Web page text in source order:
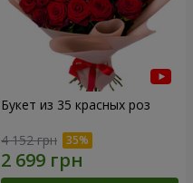
Букет из 35 красных роз
4 152 грн